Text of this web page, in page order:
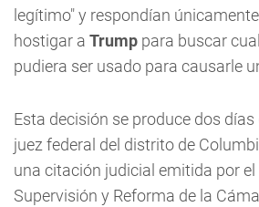
legítimo" y respondían
hostigar a Trump para buscar
pudiera ser usado para causarle
Esta decisión se produce dos días
juez federal del distrito de
una citación judicial emitida por
Supervisión y Reforma de la